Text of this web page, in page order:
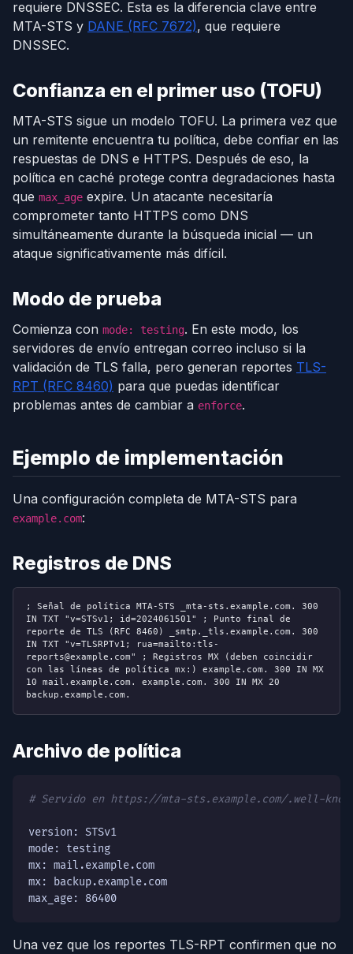
requiere DNSSEC. Esta es la diferencia clave entre
MTA-STS y DANE (RFC 7672), que requiere
DNSSEC.
Confianza en el primer uso (TOFU)
MTA-STS sigue un modelo TOFU. La primera vez que
un remitente encuentra tu política, debe confiar en las
respuestas de DNS e HTTPS. Después de eso, la
política en caché protege contra degradaciones hasta
que max_age expire. Un atacante necesitaría
comprometer tanto HTTPS como DNS
simultáneamente durante la búsqueda inicial — un
ataque significativamente más difícil.
Modo de prueba
Comienza con mode: testing. En este modo, los
servidores de envío entregan correo incluso si la
validación de TLS falla, pero generan reportes TLS-
RPT (RFC 8460) para que puedas identificar
problemas antes de cambiar a enforce.
Ejemplo de implementación
Una configuración completa de MTA-STS para
example.com:
Registros de DNS
; Señal de política MTA-STS _mta-sts.example.com. 300
IN TXT "v=STSv1; id=2024061501"
; Punto final de
reporte de TLS (RFC 8460)
_smtp._tls.example.com. 300
IN TXT "v=TLSRPTv1; rua=mailto:tls-
reports@example.com"
; Registros MX (deben coincidir
con las líneas de política mx:)
example.com. 300 IN MX
10 mail.example.com. example.com. 300 IN MX 20
backup.example.com.
Archivo de política
# Servido en https://mta-sts.example.com/.well-
version: STSv1
mode: testing
mx: mail.example.com
mx: backup.example.com
max_age: 86400
Una vez que los reportes TLS-RPT confirmen que no